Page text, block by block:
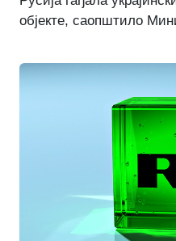
објекте, саопштило